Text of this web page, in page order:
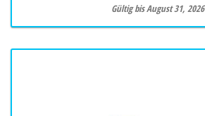
Gültig bis August 31, 2026